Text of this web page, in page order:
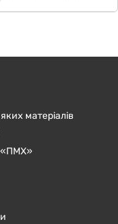
матеріалів
«ПМХ»